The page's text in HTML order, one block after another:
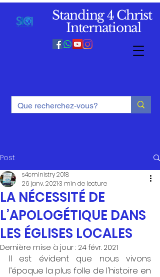
Standing 4 Christ
International
Post
LA NÉCESSITÉ DE
L’APOLOGÉTIQUE DANS
LES ÉGLISES LOCALES
s4cministry 2018
26 janv. 20213 min de lecture
Dernière mise à jour : 24 févr. 2021
Il est évident que nous vivons
l’époque la plus folle de l'histoire en